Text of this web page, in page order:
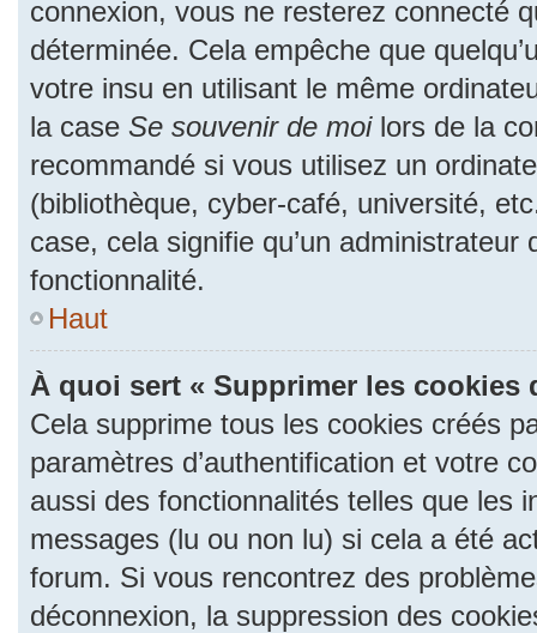
connexion, vous ne resterez connecté
déterminée. Cela empêche que
votre insu en utilisant le même
la case Se souvenir de moilors de la
recommandé si vous utilisez un
(bibliothèque, cyber-café, université,
case, cela signifie qu’un
fonctionnalité.
Haut
À quoi sert « Supprimer les cookies
Cela supprime tous les cookies créés
paramètres d’authentification et votre
aussi des fonctionnalités telles que les
messages (lu ou non lu) si cela a été
forum. Si vous rencontrez des
déconnexion, la suppression des